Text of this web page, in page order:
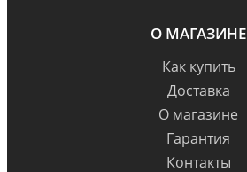
О МАГАЗИНЕ
Как купить
Доставка
О магазине
Гарантия
Контакты